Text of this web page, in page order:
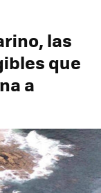
las
que
a